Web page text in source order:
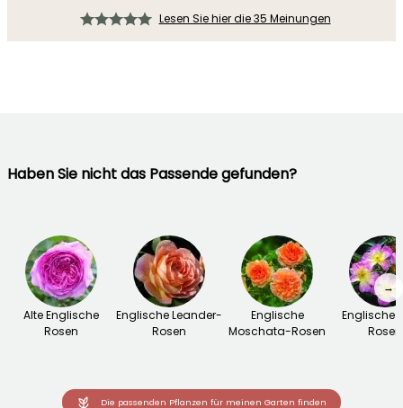
Lesen Sie hier die 35 Meinungen
Haben Sie nicht das Passende gefunden?
Alte Englische
Rosen
Englische Leander-
Rosen
Englische
Moschata-Rosen
Englische
Rosen
→
Die passenden Pflanzen für meinen Garten finden